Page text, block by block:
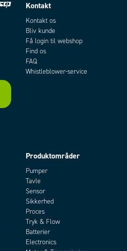
Kontakt
Kontakt os
Bliv kunde
Få login til webshop
Find os
FAQ
Whistleblower-service
Produktområder
Pumper
Tavle
Sensor
Sikkerhed
Proces
Tryk & Flow
Batterier
Electronics